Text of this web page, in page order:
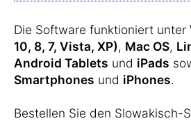
Die Software funktioniert unter
10, 8, 7, Vista, XP), Mac OS,
Android Tablets und iPads
Smartphones und iPhones.
Bestellen Sie den Slowakisch-